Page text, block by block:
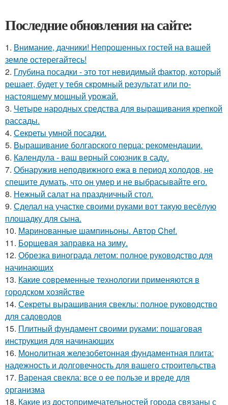
Последние обновления на сайте:
1. Внимание, дачники! Непрошенных гостей на вашей
земле остерегайтесь!
2. Глубина посадки - это тот невидимый фактор, который
решает, будет у тебя скромный результат или по-
настоящему мощный урожай.
3. Четыре народных средства для выращивания крепкой
рассады.
4. Секреты умной посадки.
5. Выращивание болгарского перца: рекомендации.
6. Календула - ваш верный союзник в саду.
7. Обнаружив неподвижного ежа в период холодов, не
спешите думать, что он умер и не выбрасывайте его.
8. Нежный салат на праздничный стол.
9. Сделал на участке своими руками вот такую весёлую
площадку для сына.
10. Маринованные шампиньоны. Автор Chef.
11. Борщевая заправка на зиму.
12. Обрезка винограда летом: полное руководство для
начинающих
13. Какие современные технологии применяются в
городском хозяйстве
14. Секреты выращивания свеклы: полное руководство
для садоводов
15. Плитный фундамент своими руками: пошаговая
инструкция для начинающих
16. Монолитная железобетонная фундаментная плита:
надежность и долговечность для вашего строительства
17. Вареная свекла: все о ее пользе и вреде для
организма
18. Какие из достопримечательностей города связаны с